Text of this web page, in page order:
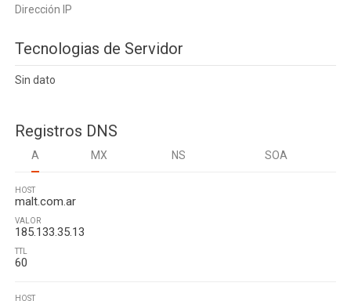
Dirección IP
Tecnologias de Servidor
Sin dato
Registros DNS
A MX NS SOA
HOST
malt.com.ar
VALOR
185.133.35.13
TTL
60
HOST